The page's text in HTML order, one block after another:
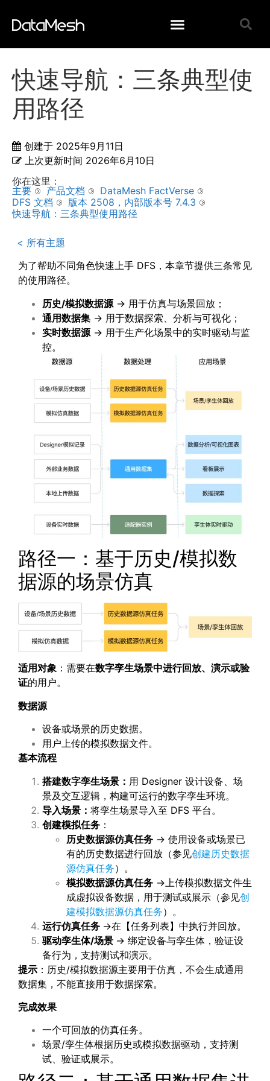
快速导航：三条典型使
用路径
创建于 2025年9月11日
上次更新时间 2026年6月10日
你在这里：
主要
产品文档
DataMesh FactVerse
DFS 文档
版本 2508，内部版本号 7.4.3
快速导航：三条典型使用路径
< 所有主题
为了帮助不同角色快速上手 DFS，本章节提供三条常见
的使用路径。
历史/模拟数据源 → 用于仿真与场景回放；
通用数据集 → 用于数据探索、分析与可视化；
实时数据源 → 用于生产化场景中的实时驱动与监
控。
路径一：基于历史/模拟数
据源的场景仿真
适用对象 ：需要在数字孪生场景中进行回放、演示或验
证的用户。
数据源
设备或场景的历史数据。
用户上传的模拟数据文件。
基本流程
搭建数字孪生场景： 用 Designer 设计设备、场
景及交互逻辑，构建可运行的数字孪生环境。
导入场景： 将孪生场景导入至 DFS 平台。
创建模拟任务 ：
历史数据源仿真任务 → 使用设备或场景已
有的历史数据进行回放（参见创建历史数据
源仿真任务）。
模拟数据源仿真任务 →上传模拟数据文件生
成虚拟设备数据，用于测试或展示（参见创
建模拟数据源仿真任务）。
运行仿真任务 →在【任务列表】中执行并回放。
驱动孪生体/场景 → 绑定设备与孪生体，验证设
备行为，支持测试和演示。
提示 ：历史/模拟数据源主要用于仿真，不会生成通用
数据集，不能直接用于数据探索。
完成效果
一个可回放的仿真任务。
场景/孪生体根据历史或模拟数据驱动，支持测
试、验证或展示。